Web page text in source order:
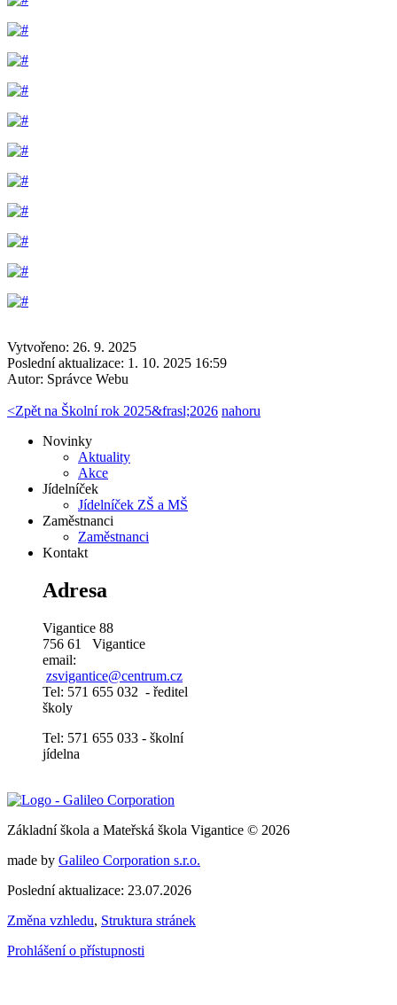
Vytvořeno: 26. 9. 2025
Poslední aktualizace: 1. 10. 2025 16:59
Autor: Správce Webu
<Zpět na Školní rok 2025&frasl;2026 nahoru
Novinky
Aktuality
Akce
Jídelníček
Jídelníček ZŠ a MŠ
Zaměstnanci
Zaměstnanci
Kontakt
Adresa
Vigantice 88
756 61 Vigantice
email:
zsvigantice@centrum.cz
Tel: 571 655 032 - ředitel
školy
Tel: 571 655 033 - školní
jídelna
Základní škola a Mateřská škola Vigantice © 2026
made by Galileo Corporation s.r.o.
Poslední aktualizace: 23.07.2026
Změna vzhledu, Struktura stránek
Prohlášení o přístupnosti